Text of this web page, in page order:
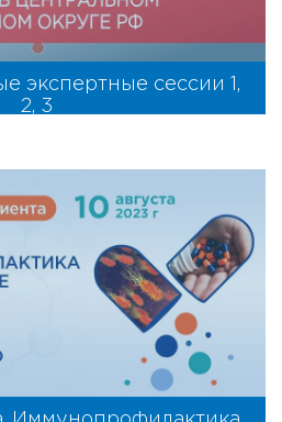
экспертные сессии 1,
2, 3